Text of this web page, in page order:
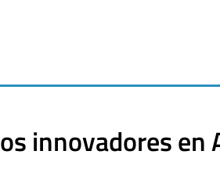
innovadores en